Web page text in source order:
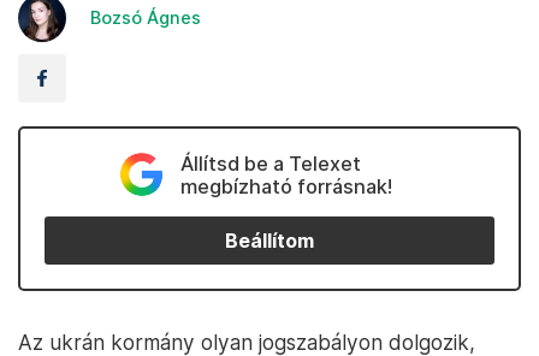
Bozsó Ágnes
Állítsd be a Telexet
megbízható forrásnak!
Beállítom
Az ukrán kormány olyan jogszabályon dolgozik,